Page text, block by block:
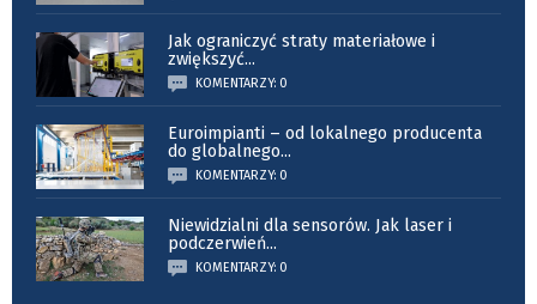
Jak ograniczyć straty materiałowe i
zwiększyć...
KOMENTARZY: 0
Euroimpianti – od lokalnego producenta
do globalnego...
KOMENTARZY: 0
Niewidzialni dla sensorów. Jak laser i
podczerwień...
KOMENTARZY: 0